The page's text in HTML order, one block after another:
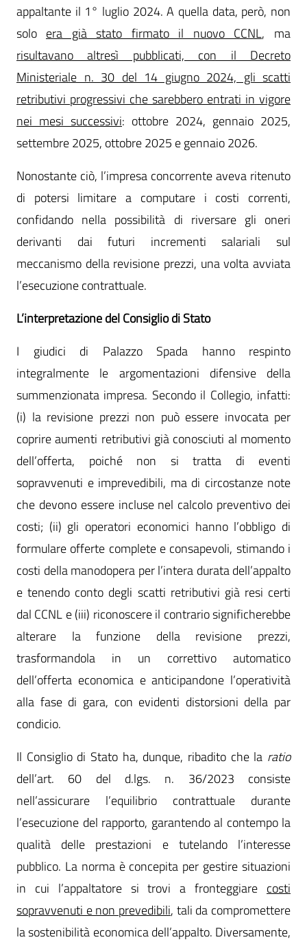
appaltante il 1° luglio 2024. A quella data, però, non
solo era già stato firmato il nuovo CCNL, ma
risultavano altresì pubblicati, con il Decreto
Ministeriale n. 30 del 14 giugno 2024, gli scatti
retributivi progressivi che sarebbero entrati in vigore
nei mesi successivi: ottobre 2024, gennaio 2025,
settembre 2025, ottobre 2025 e gennaio 2026.
Nonostante ciò, l’impresa concorrente aveva ritenuto
di potersi limitare a computare i costi correnti,
confidando nella possibilità di riversare gli oneri
derivanti dai futuri incrementi salariali sul
meccanismo della revisione prezzi, una volta avviata
l’esecuzione contrattuale.
L’interpretazione del Consiglio di Stato
I giudici di Palazzo Spada hanno respinto
integralmente le argomentazioni difensive della
summenzionata impresa. Secondo il Collegio, infatti:
(i) la revisione prezzi non può essere invocata per
coprire aumenti retributivi già conosciuti al momento
dell’offerta, poiché non si tratta di eventi
sopravvenuti e imprevedibili, ma di circostanze note
che devono essere incluse nel calcolo preventivo dei
costi; (ii) gli operatori economici hanno l’obbligo di
formulare offerte complete e consapevoli, stimando i
costi della manodopera per l’intera durata dell’appalto
e tenendo conto degli scatti retributivi già resi certi
dal CCNL e (iii) riconoscere il contrario significherebbe
alterare la funzione della revisione prezzi,
trasformandola in un correttivo automatico
dell’offerta economica e anticipandone l’operatività
alla fase di gara, con evidenti distorsioni della par
condicio.
Il Consiglio di Stato ha, dunque, ribadito che la ratio
dell’art. 60 del d.lgs. n. 36/2023 consiste
nell’assicurare l’equilibrio contrattuale durante
l’esecuzione del rapporto, garantendo al contempo la
qualità delle prestazioni e tutelando l’interesse
pubblico. La norma è concepita per gestire situazioni
in cui l’appaltatore si trovi a fronteggiare costi
sopravvenuti e non prevedibili, tali da compromettere
la sostenibilità economica dell’appalto. Diversamente,